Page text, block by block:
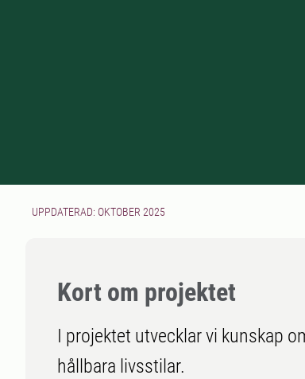
UPPDATERAD: OKTOBER 2025
Kort om projektet
I projektet utvecklar vi kunskap
hållbara livsstilar.